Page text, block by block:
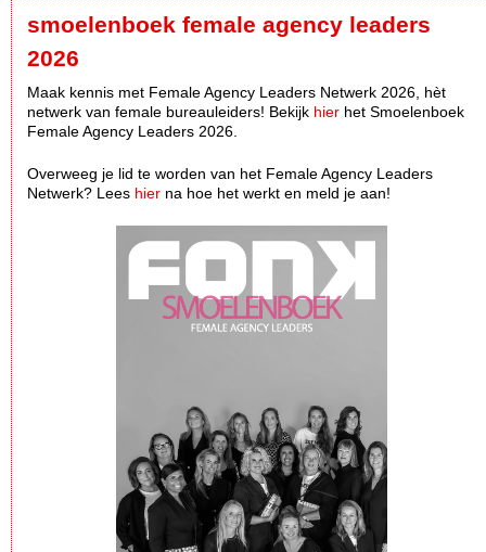
smoelenboek female agency leaders
2026
Maak kennis met Female Agency Leaders Netwerk 2026, hèt
netwerk van female bureauleiders! Bekijk hier het Smoelenboek
Female Agency Leaders 2026.
Overweeg je lid te worden van het Female Agency Leaders
Netwerk? Lees hier na hoe het werkt en meld je aan!